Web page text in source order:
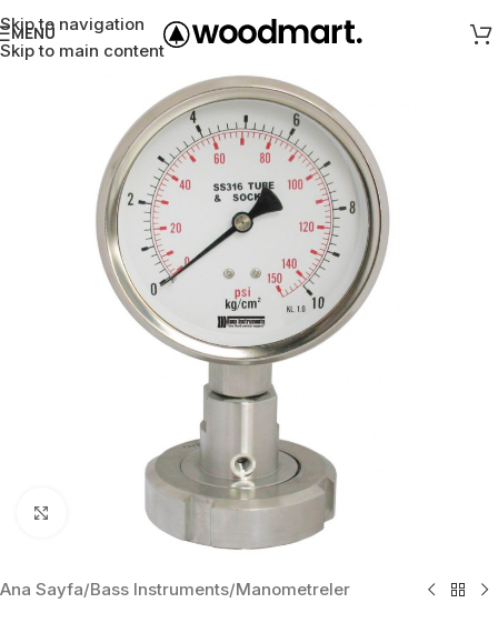
Skip to navigation
Skip to main content
MENÜ
Click to enlarge
Ana Sayfa/Bass Instruments/Manometreler